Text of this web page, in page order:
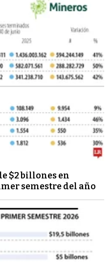
$2 billones en
semestre del año